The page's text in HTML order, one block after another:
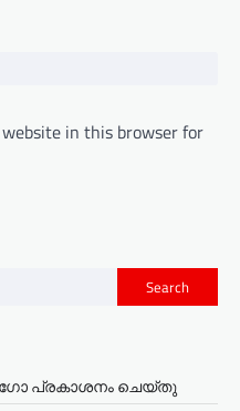
in this browser for
Search
പ്രകാശനം ചെയ്തു